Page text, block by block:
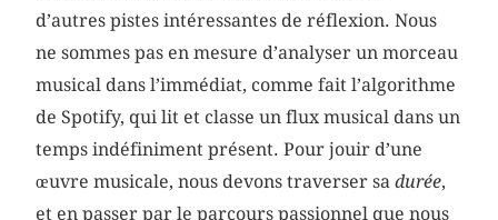
d’autres pistes intéressantes de réflexion. Nous
ne sommes pas en mesure d’analyser un morceau
musical dans l’immédiat, comme fait l’algorithme
de Spotify, qui lit et classe un flux musical dans un
temps indéfiniment présent. Pour jouir d’une
œuvre musicale, nous devons traverser sadurée,
et en passer par le parcours passionnel que nous